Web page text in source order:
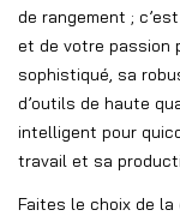
de rangement ;
et de votre passion
sophistiqué, sa
d’outils de haute
intelligent pour
travail et sa
Faites le choix de la